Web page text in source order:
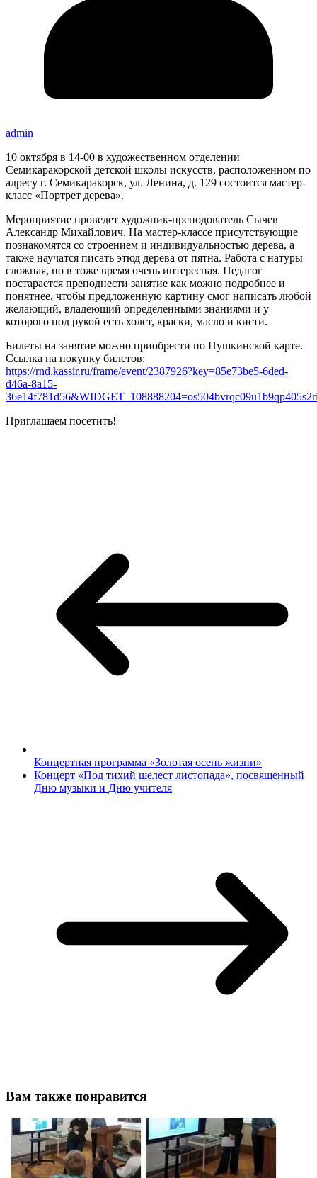
admin
10 октября в 14-00 в художественном отделении
Семикаракорской детской школы искусств, расположенном по
адресу г. Семикаракорск, ул. Ленина, д. 129 состоится мастер-
класс «Портрет дерева».
Мероприятие проведет художник-преподователь Сычев
Александр Михайлович. На мастер-классе присутствующие
познакомятся со строением и индивидуальностью дерева, а
также научатся писать этюд дерева от пятна. Работа с натуры
сложная, но в тоже время очень интересная. Педагог
постарается преподнести занятие как можно подробнее и
понятнее, чтобы предложенную картину смог написать любой
желающий, владеющий определенными знаниями и у
которого под рукой есть холст, краски, масло и кисти.
Билеты на занятие можно приобрести по Пушкинской карте.
Ссылка на покупку билетов:
https://rnd.kassir.ru/frame/event/2387926?key=85e73be5-6ded-
d46a-8a15-
Приглашаем посетить!
Концертная программа «Золотая осень жизни»
Концерт «Под тихий шелест листопада», посвященный
Дню музыки и Дню учителя
Вам также понравится